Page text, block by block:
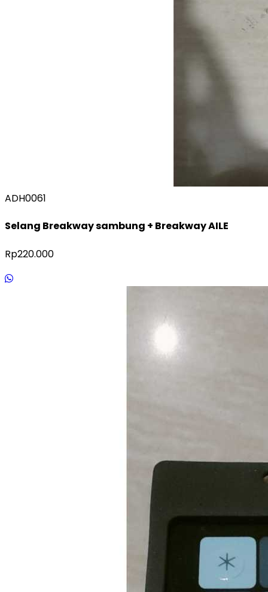
ADH0061
Selang Breakway sambung + Breakway AILE
Rp220.000